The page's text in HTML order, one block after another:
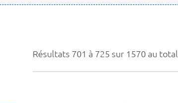
Résultats 701 à 725 sur 1570 au total